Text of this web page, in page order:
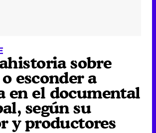
sobre
esconder a
en el documental
según su
y productores